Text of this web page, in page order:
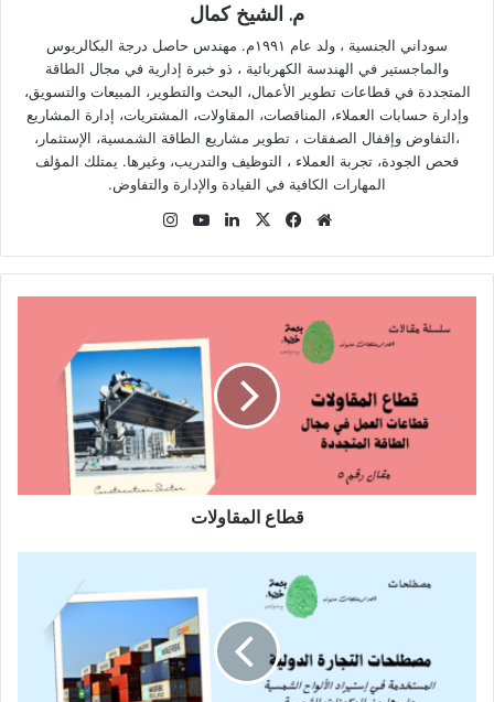
م. الشيخ كمال
سوداني الجنسية ، ولد عام ١٩٩١م. مهندس حاصل درجة البكالريوس
والماجستير في الهندسة الكهربائية ، ذو خبرة إدارية في مجال الطاقة
المتجددة في قطاعات تطوير الأعمال، البحث والتطوير، المبيعات والتسويق،
وإدارة حسابات العملاء، المناقصات، المقاولات، المشتريات، إدارة المشاريع
،التفاوض وإقفال الصفقات ، تطوير مشاريع الطاقة الشمسية، الإستثمار،
فحص الجودة، تجربة العملاء ، التوظيف والتدريب، وغيرها. يمتلك المؤلف
المهارات الكافية في القيادة والإدارة والتفاوض.
موق
الوي
ب
في
وك
X
لينك
يوتي
ام
قطاع المقاولات